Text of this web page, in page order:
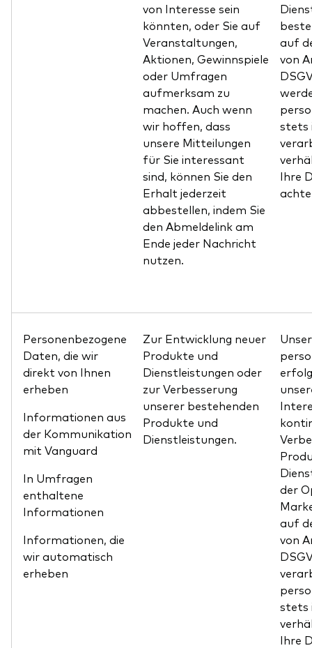
von Interesse sein
könnten, oder Sie auf
Veranstaltungen,
Aktionen, Gewinnspiele
oder Umfragen
aufmerksam zu
machen. Auch wenn
wir hoffen, dass
unsere Mitteilungen
für Sie interessant
sind, können Sie den
Erhalt jederzeit
abbestellen, indem Sie
den Abmeldelink am
Ende jeder Nachricht
nutzen.
auf
von
stets
Ihre
Personenbezogene
Daten, die wir
direkt von Ihnen
erheben
Informationen aus
der Kommunikation
mit Vanguard
In Umfragen
enthaltene
Informationen
Informationen, die
wir automatisch
erheben
Zur Entwicklung neuer
Produkte und
Dienstleistungen oder
zur Verbesserung
unserer bestehenden
Produkte und
Dienstleistungen.
der
auf
von
stets
Ihre